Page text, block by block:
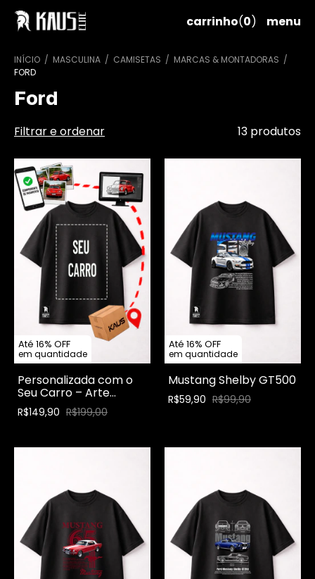
menu
carrinho(0)
INÍCIO / MASCULINA / CAMISETAS / MARCAS & MONTADORAS /
FORD
Ford
Filtrar e ordenar 13 produtos
Até 16% OFF
em quantidade
Personalizada com o
Seu Carro – Arte
Exclusiva Kaus
R$149,90 R$199,00
Até 16% OFF
em quantidade
Mustang Shelby GT500
R$59,90 R$99,90